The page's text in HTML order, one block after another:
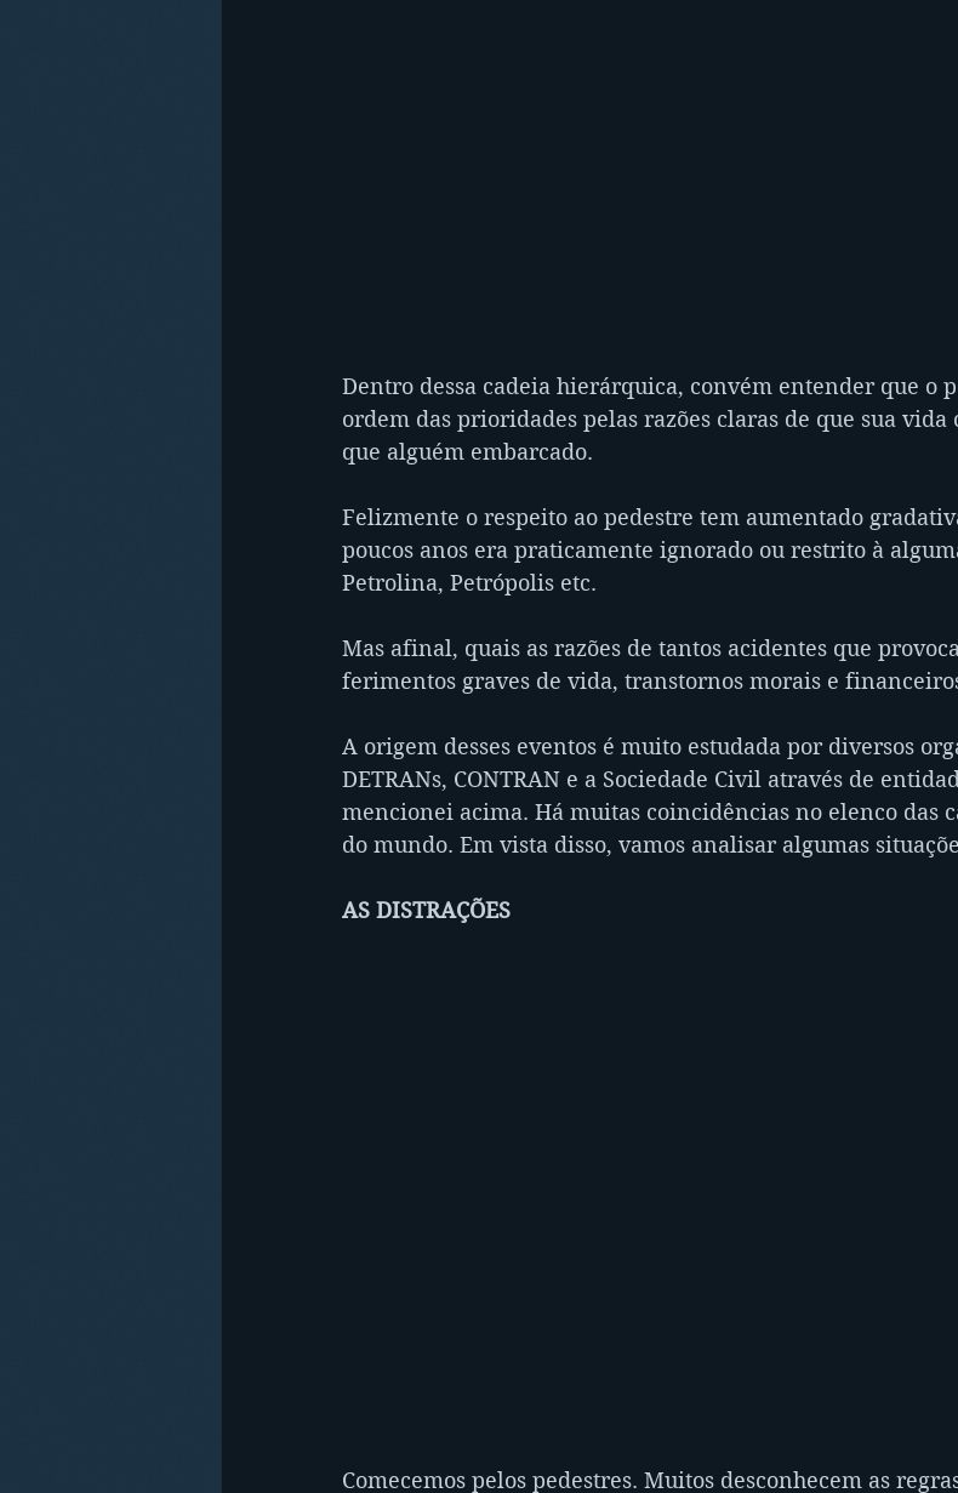
Dentro dessa cadeia hierárquica, convém entender que o
ordem das prioridades pelas razões claras de que sua
que alguém embarcado.
Felizmente o respeito ao pedestre tem aumentado
poucos anos era praticamente ignorado ou restrito à
Petrolina, Petrópolis etc.
Mas afinal, quais as razões de tantos acidentes que
ferimentos graves de vida, transtornos morais e
A origem desses eventos é muito estudada por diversos
DETRANs, CONTRAN e a Sociedade Civil através de
mencionei acima. Há muitas coincidências no elenco das
do mundo. Em vista disso, vamos analisar algumas
AS DISTRAÇÕES
Comecemos pelos pedestres. Muitos desconhecem as